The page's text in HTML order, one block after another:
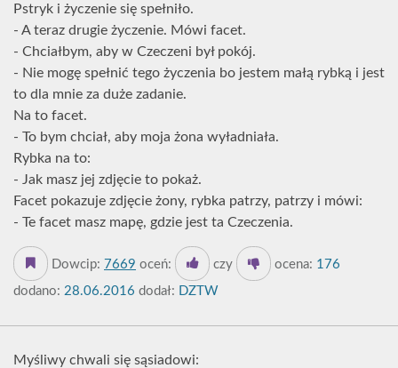
Pstryk i życzenie się spełniło.
- A teraz drugie życzenie. Mówi facet.
- Chciałbym, aby w Czeczeni był pokój.
- Nie mogę spełnić tego życzenia bo jestem małą rybką i jest
to dla mnie za duże zadanie.
Na to facet.
- To bym chciał, aby moja żona wyładniała.
Rybka na to:
- Jak masz jej zdjęcie to pokaż.
Facet pokazuje zdjęcie żony, rybka patrzy, patrzy i mówi:
- Te facet masz mapę, gdzie jest ta Czeczenia.
Dowcip: 7669 oceń: czy ocena: 176
dodano: 28.06.2016 dodał: DZTW
Myśliwy chwali się sąsiadowi: